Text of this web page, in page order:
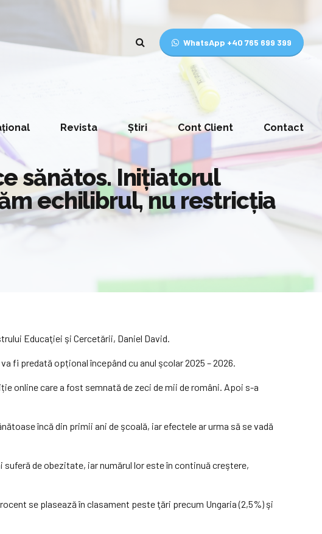
WhatsApp +40 765 699 399
Revista Știri Cont Client Contact
sănătos. Inițiatorul
echilibrul, nu restricția
Educaţiei şi Cercetării, Daniel David.
fi predată opțional începând cu anul şcolar 2025 – 2026.
online care a fost semnată de zeci de mii de români. Apoi s-a
încă din primii ani de şcoală, iar efectele ar urma să se vadă
de obezitate, iar numărul lor este în continuă creştere,
se plasează în clasament peste ţări precum Ungaria (2,5%) şi